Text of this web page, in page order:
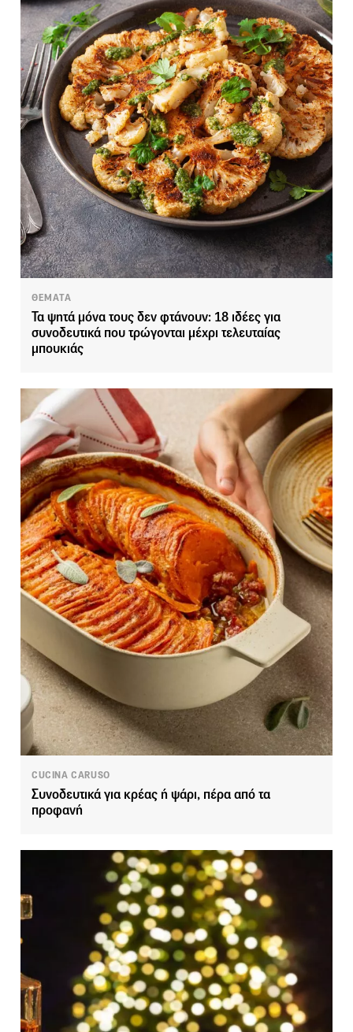
ΘΕΜΑΤΑ
Τα ψητά μόνα τους δεν φτάνουν: 18 ιδέες για
συνοδευτικά που τρώγονται μέχρι τελευταίας
μπουκιάς
CUCINA CARUSO
Συνοδευτικά για κρέας ή ψάρι, πέρα από τα
προφανή